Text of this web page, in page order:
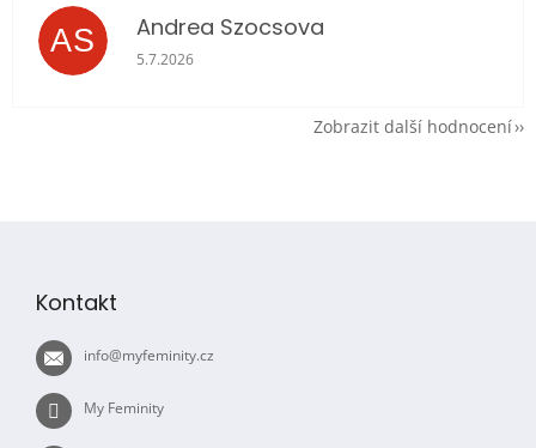
AS Andrea Szocsova
Hodnocení obchodu je 5 z 5 hvězdiček.
5.7.2026
Zobrazit další hodnocení
Kontakt
info@myfeminity.cz
My Feminity